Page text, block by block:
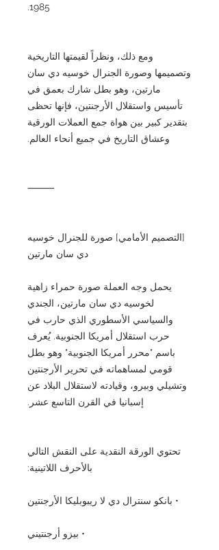
1985.
ومع ذلك، ونظراً لقيمتها التاريخية
وتصميمها وصورة الجنرال خوسيه دي سان
مارتين، وهو بطل شارك بعمق في
تأسيس واستقلال الأرجنتين، فإنها تحظى
بتقدير كبير بين هواة جمع العملات الورقية
وعشاق التاريخ في جميع أنحاء العالم.
⸻
[التصميم الأمامي] صورة للجنرال خوسيه
دي سان مارتين
يحمل وجه العملة صورة حمراء زاهية
لخوسيه دي سان مارتين، الجندي
والسياسي الأسطوري الذي حارب في
حرب استقلال أمريكا الجنوبية. يُعرف
باسم "محرر أمريكا الجنوبية" وهو بطل
قومي لمساهماته في تحرير الأرجنتين
وتشيلي وبيرو، وقيادته لاستقلال البلاد عن
إسبانيا في القرن التاسع عشر.
تحتوي الورقة النقدية على النقش التالي
بالأحرف اللاتينية:
• بانكو سنترال دي لا ريبوبليكا الأرجنتين
• بيزو أرجنتيني